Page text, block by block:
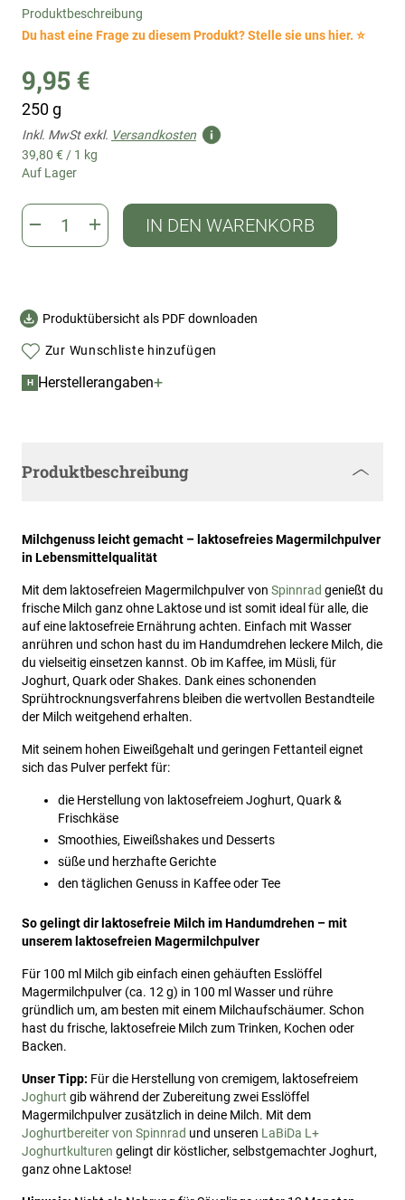
Produktbeschreibung
Du hast eine Frage zu diesem Produkt? Stelle sie uns hier. ⭐
9,95 €
250 g
Inkl. MwSt exkl. Versandkosten
39,80 € / 1 kg
Auf Lager
IN DEN WARENKORB
Produktübersicht als PDF downloaden
Zur Wunschliste hinzufügen
H Herstellerangaben+
Produktbeschreibung
Milchgenuss leicht gemacht – laktosefreies Magermilchpulver
in Lebensmittelqualität
Mit dem laktosefreien Magermilchpulver von Spinnrad genießt du
frische Milch ganz ohne Laktose und ist somit ideal für alle, die
auf eine laktosefreie Ernährung achten. Einfach mit Wasser
anrühren und schon hast du im Handumdrehen leckere Milch, die
du vielseitig einsetzen kannst. Ob im Kaffee, im Müsli, für
Joghurt, Quark oder Shakes. Dank eines schonenden
Sprühtrocknungsverfahrens bleiben die wertvollen Bestandteile
der Milch weitgehend erhalten.
Mit seinem hohen Eiweißgehalt und geringen Fettanteil eignet
sich das Pulver perfekt für:
die Herstellung von laktosefreiem Joghurt, Quark &
Frischkäse
Smoothies, Eiweißshakes und Desserts
süße und herzhafte Gerichte
den täglichen Genuss in Kaffee oder Tee
So gelingt dir laktosefreie Milch im Handumdrehen – mit
unserem laktosefreien Magermilchpulver
Für 100 ml Milch gib einfach einen gehäuften Esslöffel
Magermilchpulver (ca. 12 g) in 100 ml Wasser und rühre
gründlich um, am besten mit einem Milchaufschäumer. Schon
hast du frische, laktosefreie Milch zum Trinken, Kochen oder
Backen.
Unser Tipp: Für die Herstellung von cremigem, laktosefreiem
Joghurt gib während der Zubereitung zwei Esslöffel
Magermilchpulver zusätzlich in deine Milch. Mit dem
Joghurtbereiter von Spinnrad und unseren LaBiDa L+
Joghurtkulturen gelingt dir köstlicher, selbstgemachter Joghurt,
ganz ohne Laktose!